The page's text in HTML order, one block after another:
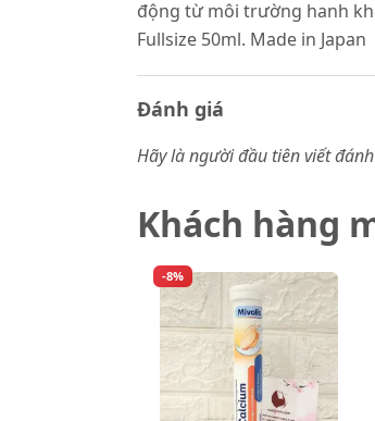
động từ môi trường hanh
Fullsize 50ml. Made in Japan
Đánh giá
Hãy là người đầu tiên viết
Khách hàng
-8%